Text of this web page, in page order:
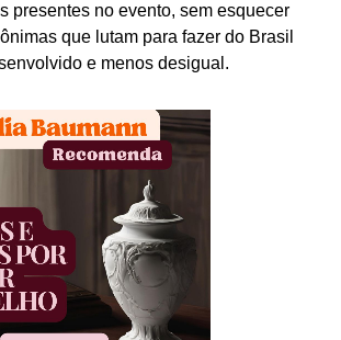
presentes no evento, sem esquecer
que lutam para fazer do Brasil
e menos desigual.